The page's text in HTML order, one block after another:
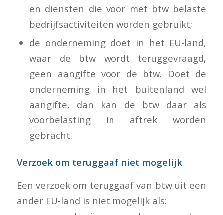
en diensten die voor met btw belaste
bedrijfsactiviteiten worden gebruikt;
de onderneming doet in het EU-land,
waar de btw wordt teruggevraagd,
geen aangifte voor de btw. Doet de
onderneming in het buitenland wel
aangifte, dan kan de btw daar als
voorbelasting in aftrek worden
gebracht.
Verzoek om teruggaaf niet mogelijk
Een verzoek om teruggaaf van btw uit een
ander EU-land is niet mogelijk als: